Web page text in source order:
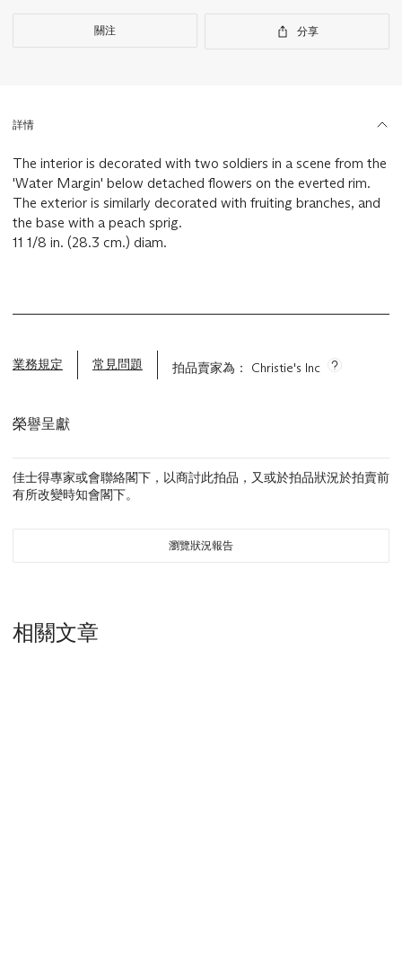
關注 分享
詳情
The interior is decorated with two soldiers in a scene from the
'Water Margin' below detached flowers on the everted rim.
The exterior is similarly decorated with fruiting branches, and
the base with a peach sprig.
11 1/8 in. (28.3 cm.) diam.
業務規定 常見問題 拍品賣家為： Christie's Inc
榮譽呈獻
佳士得專家或會聯絡閣下，以商討此拍品，又或於拍品狀況於拍賣前
有所改變時知會閣下。
瀏覽狀況報告
相關文章